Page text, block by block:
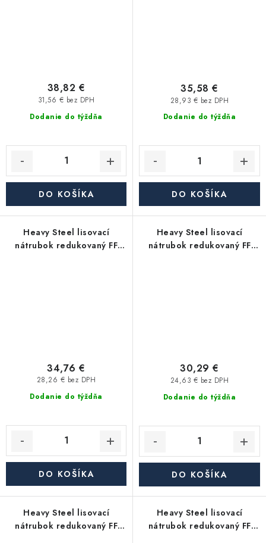
Dodanie do týždňa
31,56 € bez DPH
38,82 €
DO KOŠÍKA
Dodanie do týždňa
28,93 € bez DPH
35,58 €
DO KOŠÍKA
Heavy Steel lisovací
nátrubok redukovaný FF
Dodanie do týždňa
28,26 € bez DPH
34,76 €
DO KOŠÍKA
Heavy Steel lisovací
nátrubok redukovaný FF
Dodanie do týždňa
24,63 € bez DPH
30,29 €
DO KOŠÍKA
Heavy Steel lisovací
nátrubok redukovaný FF
Heavy Steel lisovací
nátrubok redukovaný FF